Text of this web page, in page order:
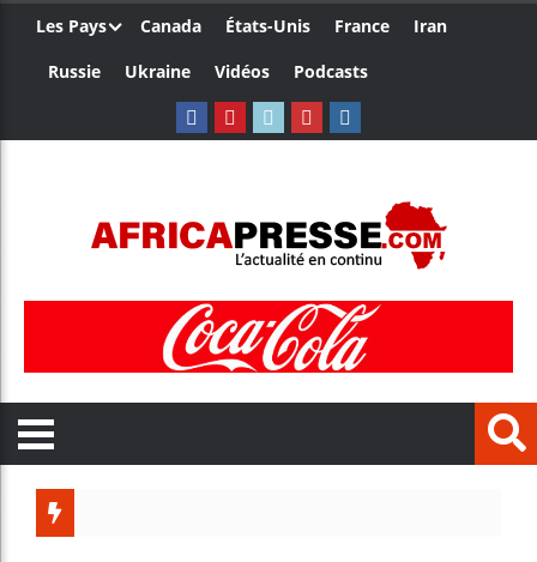
Les Pays Canada États-Unis France
Iran
Russie
Ukraine Vidéos Podcasts